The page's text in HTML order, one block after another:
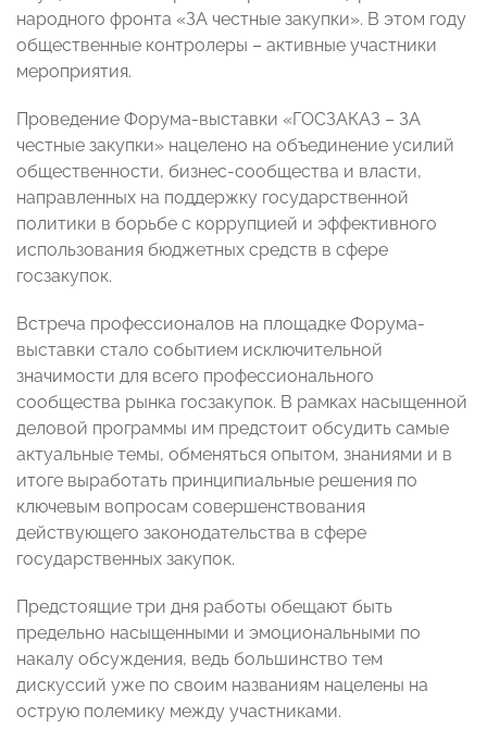
народного фронта «ЗА честные закупки». В этом году
общественные контролеры – активные участники
мероприятия.
Проведение Форума-выставки «ГОСЗАКАЗ – ЗА
честные закупки» нацелено на объединение усилий
общественности, бизнес-сообщества и власти,
направленных на поддержку государственной
политики в борьбе с коррупцией и эффективного
использования бюджетных средств в сфере
госзакупок.
Встреча профессионалов на площадке Форума-
выставки стало событием исключительной
значимости для всего профессионального
сообщества рынка госзакупок. В рамках насыщенной
деловой программы им предстоит обсудить самые
актуальные темы, обменяться опытом, знаниями и в
итоге выработать принципиальные решения по
ключевым вопросам совершенствования
действующего законодательства в сфере
государственных закупок.
Предстоящие три дня работы обещают быть
предельно насыщенными и эмоциональными по
накалу обсуждения, ведь большинство тем
дискуссий уже по своим названиям нацелены на
острую полемику между участниками.